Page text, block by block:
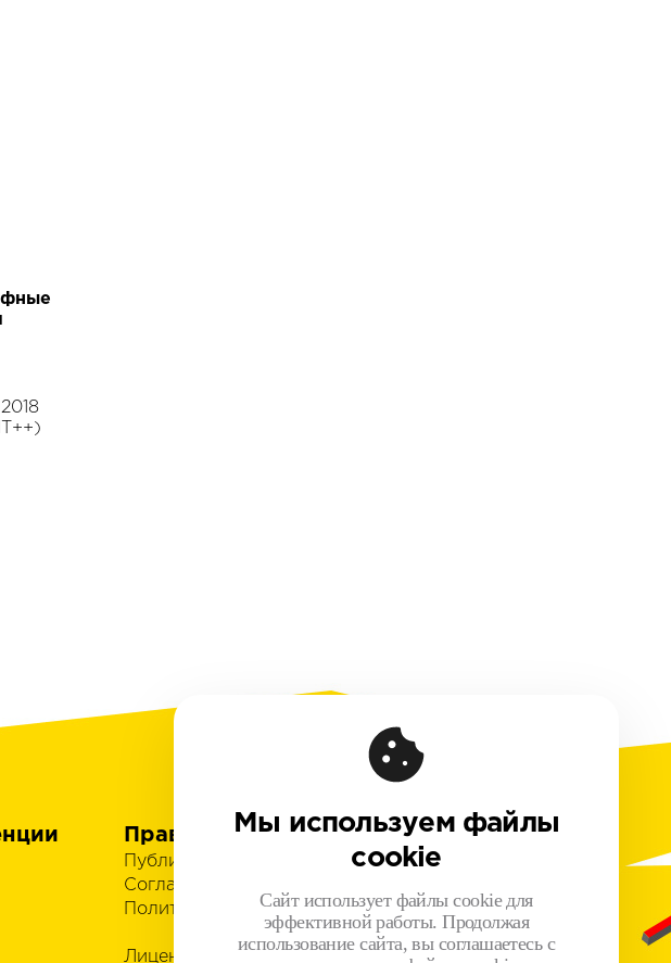
Правовая информация
Публичная оферта
Соглашение на обработку персональных данных
Политика обработки персональных данных
Лицензионный договор с Автором
Мы используем файлы
cookie
Сайт использует файлы cookie для
эффективной работы. Продолжая
использование сайта, вы соглашаетесь с